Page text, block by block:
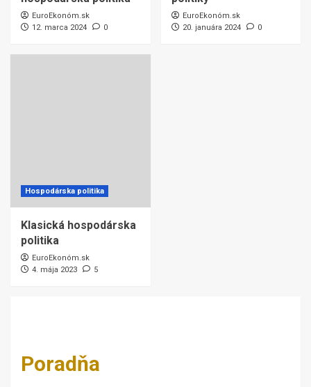
EuroEkonóm.sk
12. marca 2024
0
EuroEkonóm.sk
20. januára 2024
0
Hospodárska politika
Klasická hospodárska
politika
EuroEkonóm.sk
4. mája 2023
5
Poradňa